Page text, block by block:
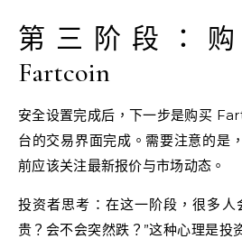
第三阶段：
Fartcoin
安全设置完成后，下一步是购买
台的交易界面完成。需要注意的是
前应该关注最新报价与市场动态。
投资者思考：在这一阶段，很多人
贵？会不会突然跌？”这种心理是投